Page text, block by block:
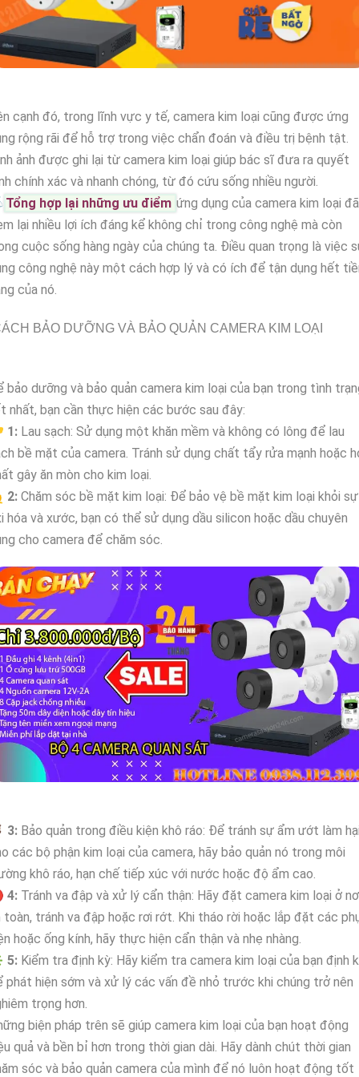
cạnh đó, trong lĩnh vực y tế, camera kim loại cũng được ứng
rộng rãi để hỗ trợ trong việc chẩn đoán và điều trị bệnh tật.
ảnh được ghi lại từ camera kim loại giúp bác sĩ đưa ra quyết
chính xác và nhanh chóng, từ đó cứu sống nhiều người.
Tổng hợp lại những ưu điểm ứng dụng của camera kim loại đã
lại nhiều lợi ích đáng kể không chỉ trong công nghệ mà còn
cuộc sống hàng ngày của chúng ta. Điều quan trọng là việc
công nghệ này một cách hợp lý và có ích để tận dụng hết
của nó.
BẢO DƯỠNG VÀ BẢO QUẢN CAMERA KIM LOẠI
bảo dưỡng và bảo quản camera kim loại của bạn trong tình
nhất, bạn cần thực hiện các bước sau đây:
1: Lau sạch: Sử dụng một khăn mềm và không có lông để lau
bề mặt của camera. Tránh sử dụng chất tẩy rửa mạnh hoặc
gây ăn mòn cho kim loại.
2: Chăm sóc bề mặt kim loại: Để bảo vệ bề mặt kim loại khỏi sự
hóa và xước, bạn có thể sử dụng dầu silicon hoặc dầu chuyên
cho camera để chăm sóc.
3: Bảo quản trong điều kiện khô ráo: Để tránh sự ẩm ướt làm
các bộ phận kim loại của camera, hãy bảo quản nó trong môi
khô ráo, hạn chế tiếp xúc với nước hoặc độ ẩm cao.
4: Tránh va đập và xử lý cẩn thận: Hãy đặt camera kim loại ở
toàn, tránh va đập hoặc rơi rớt. Khi tháo rời hoặc lắp đặt các
hoặc ống kính, hãy thực hiện cẩn thận và nhẹ nhàng.
5: Kiểm tra định kỳ: Hãy kiểm tra camera kim loại của bạn định
phát hiện sớm và xử lý các vấn đề nhỏ trước khi chúng trở nên
trọng hơn.
biện pháp trên sẽ giúp camera kim loại của bạn hoạt động
quả và bền bỉ hơn trong thời gian dài. Hãy dành chút thời gian
sóc và bảo quản camera của mình để nó luôn hoạt động tốt